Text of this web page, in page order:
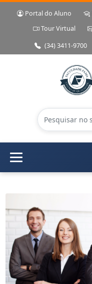
Portal do Aluno
Tour Virtual
(34) 3411-9700